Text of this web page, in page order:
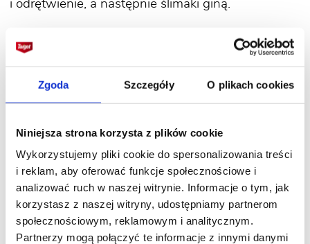
Zgoda Szczegóły O plikach cookies
Niniejsza strona korzysta z plików cookie
Wykorzystujemy pliki cookie do spersonalizowania treści
i reklam, aby oferować funkcje społecznościowe i
analizować ruch w naszej witrynie. Informacje o tym, jak
korzystasz z naszej witryny, udostępniamy partnerom
społecznościowym, reklamowym i analitycznym.
Partnerzy mogą połączyć te informacje z innymi danymi
i odrętwienie, a następnie ślimaki giną.
zwalczania
wyświetleń / 3 lata temu